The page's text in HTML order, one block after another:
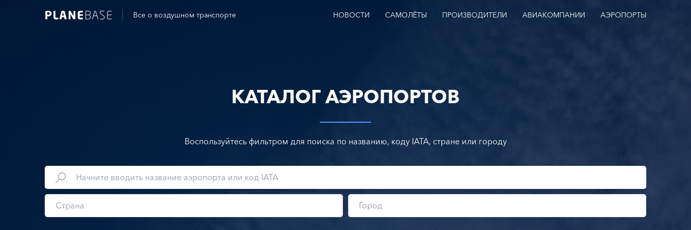
Все о воздушном транспорте НОВОСТИ САМОЛЁТЫ ПРОИЗВОДИТЕЛИ АВИАКОМПАНИИ АЭРОПОРТЫ
КАТАЛОГ АЭРОПОРТОВ
Воспользуйтесь фильтром для поиска по названию, коду IATA, стране или городу